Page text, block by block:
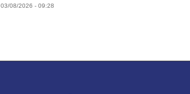
03/08/2026 - 09:28